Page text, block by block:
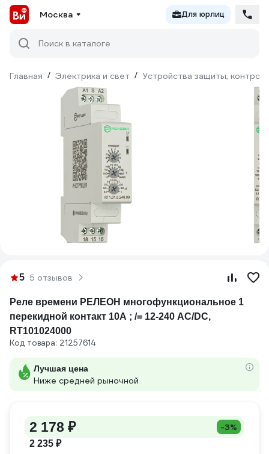
Москва Для юрлиц
Поиск в каталоге
Главная / Электрика и свет / Устройства защиты,
5 5 отзывов
Реле времени РЕЛЕОН многофункциональное 1
перекидной контакт 10А ; /= 12-240 AC/DC,
RT101024000
Код товара: 21257614
Лучшая цена
Ниже средней рыночной
2 178 ₽ -3%
2 235 ₽